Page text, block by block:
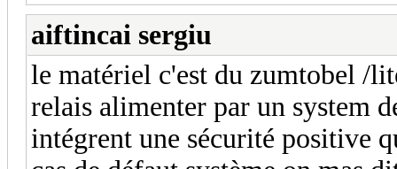
aiftincai sergiu
le matériel c'est du zumtobel /
relais alimenter par un system
intégrent une sécurité positive